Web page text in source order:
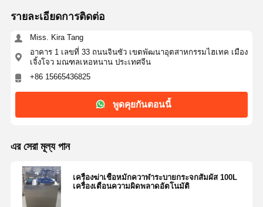
รายละเอียดการติดต่อ
Miss. Kira Tang
อาคาร 1 เลขที่ 33 ถนนจินซัว เขตพัฒนาอุตสาหกรรมไฮเทค เมือง
เจิ้งโจว มณฑลเหอหนาน ประเทศจีน
+86 15665436825
พูดคุยกันตอนนี้
এর সেরা মূল্য পান
เครื่องฆ่าเชื้อหมักควาฬาระบายกระจกสัมผัส 100L
เครื่องเตือนความผิดพลาดอัตโนมัติ